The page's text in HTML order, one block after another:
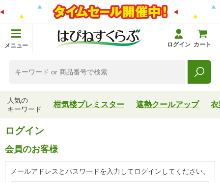
メニュー ログイン カート
人気の
キーワード
柑気楼プレミスター 遮熱クールアップ 衣
ログイン
会員のお客様
メールアドレスとパスワードを入力してログインしてください。